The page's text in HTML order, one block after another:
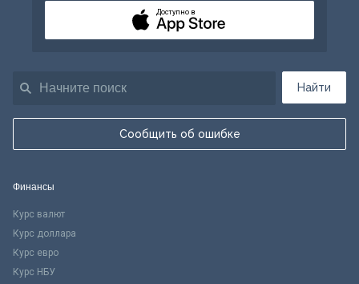
Найти
Сообщить об ошибке
Доступно в
Финансы
Курс валют
Курс доллара
Курс евро
Курс НБУ